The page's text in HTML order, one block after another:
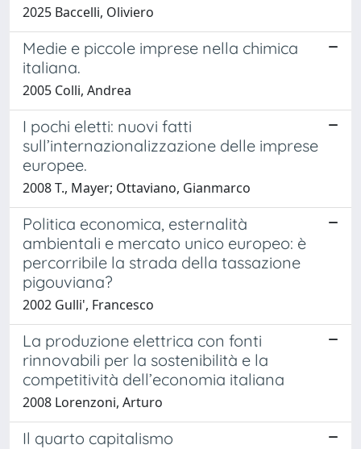
2025 Baccelli, Oliviero
Medie e piccole imprese nella chimica
italiana.
2005 Colli, Andrea
I pochi eletti: nuovi fatti
sull’internazionalizzazione delle imprese
europee.
2008 T., Mayer; Ottaviano, Gianmarco
Politica economica, esternalità
ambientali e mercato unico europeo: è
percorribile la strada della tassazione
pigouviana?
2002 Gulli', Francesco
La produzione elettrica con fonti
rinnovabili per la sostenibilità e la
competitività dell’economia italiana
2008 Lorenzoni, Arturo
Il quarto capitalismo